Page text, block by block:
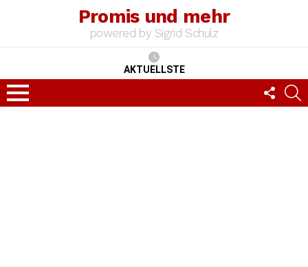
Promis und mehr
powered by Sigrid Schulz
AKTUELLSTE
Menu
US